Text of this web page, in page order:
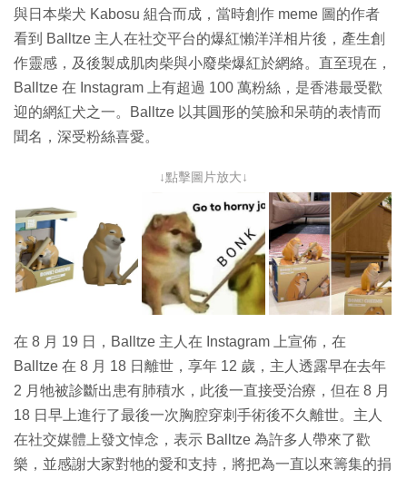
與日本柴犬 Kabosu 組合而成，當時創作 meme 圖的作者
看到 Balltze 主人在社交平台的爆紅懶洋洋相片後，產生創
作靈感，及後製成肌肉柴與小廢柴爆紅於網絡。直至現在，
Balltze 在 Instagram 上有超過 100 萬粉絲，是香港最受歡
迎的網紅犬之一。Balltze 以其圓形的笑臉和呆萌的表情而
聞名，深受粉絲喜愛。
↓點擊圖片放大↓
在 8 月 19 日，Balltze 主人在 Instagram 上宣佈，在
Balltze 在 8 月 18 日離世，享年 12 歲，主人透露早在去年
2 月牠被診斷出患有肺積水，此後一直接受治療，但在 8 月
18 日早上進行了最後一次胸腔穿刺手術後不久離世。主人
在社交媒體上發文悼念，表示 Balltze 為許多人帶來了歡
樂，並感謝大家對牠的愛和支持，將把為一直以來籌集的捐